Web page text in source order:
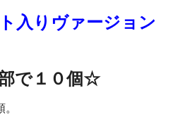
入りヴァージョン
で１０個☆